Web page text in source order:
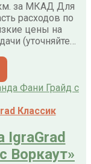
за МКАД Для
расходов по
цены на
(уточняйте…
Классик
IgraGrad
Воркаут»